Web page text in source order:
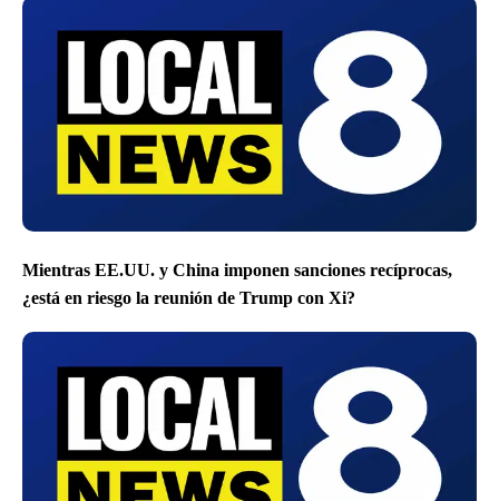
Mientras EE.UU. y China imponen sanciones recíprocas,
¿está en riesgo la reunión de Trump con Xi?